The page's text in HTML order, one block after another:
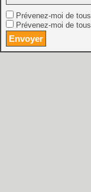
Prévenez-moi de
Prévenez-moi de